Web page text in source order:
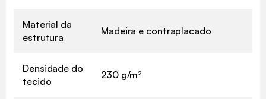
Material da
estrutura
Madeira e contraplacado
Densidade do
tecido
230 g/m²